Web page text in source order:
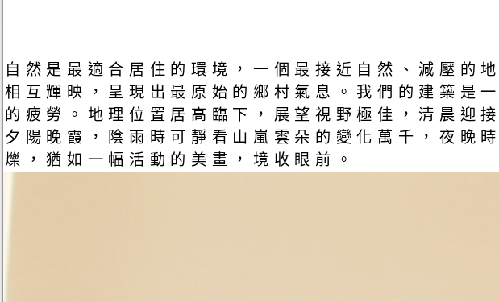
自然是最適合居住的環境，一個最接近自然、減壓的
相互輝映，呈現出最原始的鄉村氣息。我們的建築是
的疲勞。地理位置居高臨下，展望視野極佳，清晨迎
夕陽晚霞，陰雨時可靜看山嵐雲朵的變化萬千，夜晚
爍，猶如一幅活動的美畫，境收眼前。